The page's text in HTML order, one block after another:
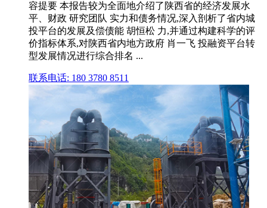
容提要 本报告较为全面地介绍了陕西省的经济发展水
平、财政 研究团队 实力和债务情况,深入剖析了省内城
投平台的发展及偿债能 胡恒松 力,并通过构建科学的评
价指标体系,对陕西省内地方政府 肖一飞 投融资平台转
型发展情况进行综合排名 ...
联系电话: 180 3780 8511